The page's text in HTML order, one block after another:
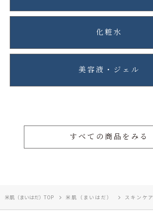
化粧水
美容液・ジェル
すべての商品をみる
米肌（まいはだ）TOP 米肌（まいはだ） スキンケア